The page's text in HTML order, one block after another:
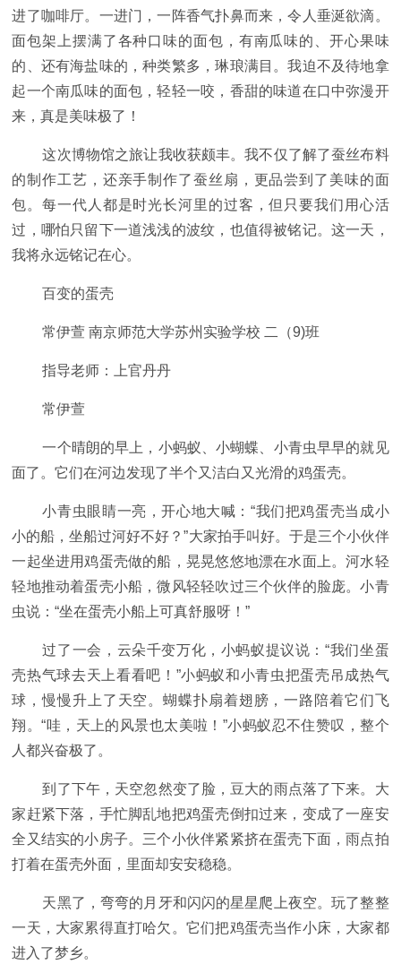
进了咖啡厅。一进门，一阵香气扑鼻而来，令人垂涎欲滴。
面包架上摆满了各种口味的面包，有南瓜味的、开心果味
的、还有海盐味的，种类繁多，琳琅满目。我迫不及待地拿
起一个南瓜味的面包，轻轻一咬，香甜的味道在口中弥漫开
来，真是美味极了！
这次博物馆之旅让我收获颇丰。我不仅了解了蚕丝布料
的制作工艺，还亲手制作了蚕丝扇，更品尝到了美味的面
包。每一代人都是时光长河里的过客，但只要我们用心活
过，哪怕只留下一道浅浅的波纹，也值得被铭记。这一天，
我将永远铭记在心。
百变的蛋壳
常伊萱 南京师范大学苏州实验学校 二（9)班
指导老师：上官丹丹
常伊萱
一个晴朗的早上，小蚂蚁、小蝴蝶、小青虫早早的就见
面了。它们在河边发现了半个又洁白又光滑的鸡蛋壳。
小青虫眼睛一亮，开心地大喊：“我们把鸡蛋壳当成小
小的船，坐船过河好不好？”大家拍手叫好。于是三个小伙伴
一起坐进用鸡蛋壳做的船，晃晃悠悠地漂在水面上。河水轻
轻地推动着蛋壳小船，微风轻轻吹过三个伙伴的脸庞。小青
虫说：“坐在蛋壳小船上可真舒服呀！”
过了一会，云朵千变万化，小蚂蚁提议说：“我们坐蛋
壳热气球去天上看看吧！”小蚂蚁和小青虫把蛋壳吊成热气
球，慢慢升上了天空。蝴蝶扑扇着翅膀，一路陪着它们飞
翔。“哇，天上的风景也太美啦！”小蚂蚁忍不住赞叹，整个
人都兴奋极了。
到了下午，天空忽然变了脸，豆大的雨点落了下来。大
家赶紧下落，手忙脚乱地把鸡蛋壳倒扣过来，变成了一座安
全又结实的小房子。三个小伙伴紧紧挤在蛋壳下面，雨点拍
打着在蛋壳外面，里面却安安稳稳。
天黑了，弯弯的月牙和闪闪的星星爬上夜空。玩了整整
一天，大家累得直打哈欠。它们把鸡蛋壳当作小床，大家都
进入了梦乡。